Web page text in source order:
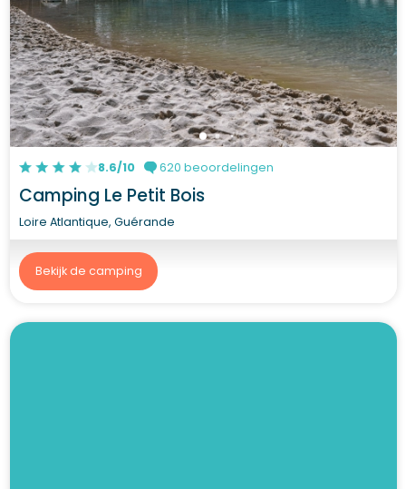
8.6/10 620 beoordelingen
Camping Le Petit Bois
Loire Atlantique, Guérande
Bekijk de camping